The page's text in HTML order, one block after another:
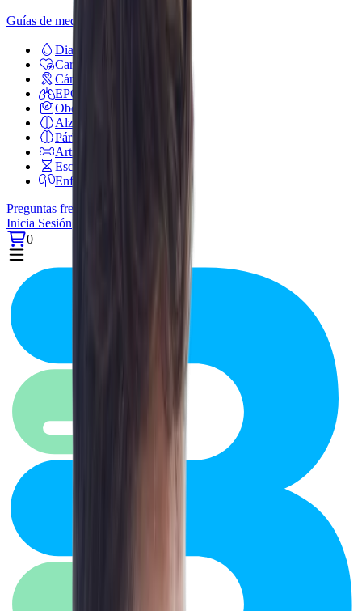
Guías de medicamentos
Diabetes
Cardiovascular
Cáncer
EPOC
Obesidad
Alzheimer
Párkinson
Artritis reumatoide
Esclerosis múltiple
Enfermedad renal
Preguntas frecuentes
Inicia Sesión
0